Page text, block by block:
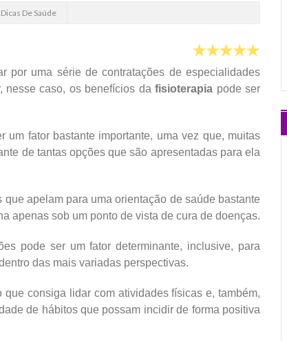
Dicas De Saúde
por uma série de contratações de especialidades
nesse caso, os benefícios dafisioterapia pode ser
fator bastante importante, uma vez que, muitas
de tantas opções que são apresentadas para ela
apelam para uma orientação de saúde bastante
apenas sob um ponto de vista de cura de doenças.
pode ser um fator determinante, inclusive, para
das mais variadas perspectivas.
consiga lidar com atividades físicas e, também,
de hábitos que possam incidir de forma positiva